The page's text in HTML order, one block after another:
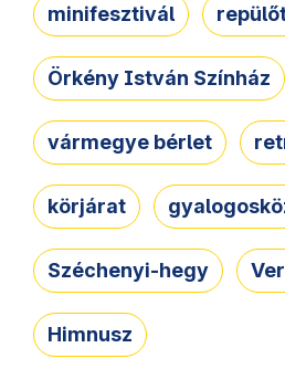
minifesztivál
Örkény István Színház
vármegye bérlet
körjárat
Széchenyi-hegy
Himnusz